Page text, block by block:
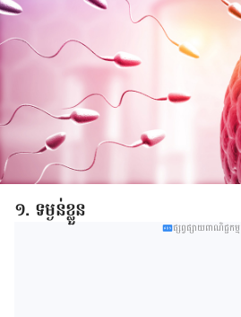
១. ទម្ងន់​ខ្លួន​
ផ្សព្វផ្សាយពាណិជ្ជកម្ម